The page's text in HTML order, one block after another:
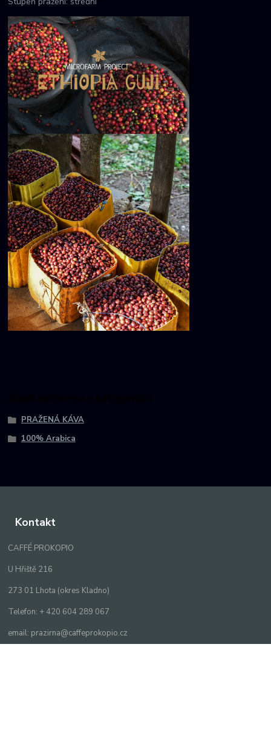
PRAŽENÁ KÁVA
100% Arabica
Kontakt
CAFFÉ PROKOPIO
U Hřiště 216
273 01 Lhota (okres Kladno)
Telefon: + 420 604 289 067
email: prazirna@caffeprokopio.cz